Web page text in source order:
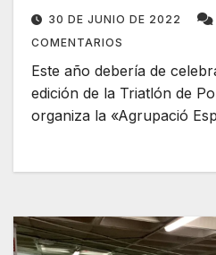
30 DE JUNIO DE 2022
COMENTARIOS
Este año debería de
edición de la Triatlón de
organiza la «Agrupació